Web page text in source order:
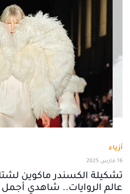
أزياء
16 مارس 2025
عالم الروايات.. شاهدي أجمل